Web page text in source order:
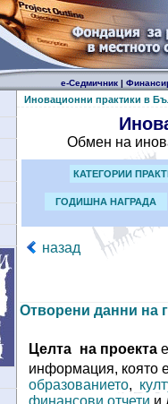
е-Седмичник|
Иновационни практики в
Обмен на
КАТЕГОРИИ
ГОДИШНА НАГРАДА
назад
Отворени данни на
Целта на проектае
информация, която
образованието,
финансови отчети и